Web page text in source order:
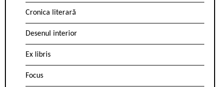
Cronica literară
Desenul interior
Ex libris
Focus